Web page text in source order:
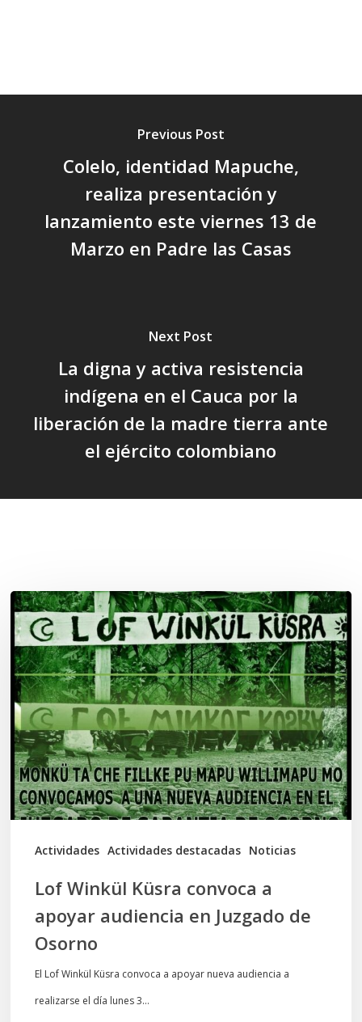
Previous Post
Colelo, identidad Mapuche,
realiza presentación y
lanzamiento este viernes 13 de
Marzo en Padre las Casas
Next Post
La digna y activa resistencia
indígena en el Cauca por la
liberación de la madre tierra ante
el ejército colombiano
Actividades Actividades destacadas Noticias
Lof
Winkül
Küsra
convoca
a
apoyar
audiencia
en
Juzgado
Lof Winkül Küsra convoca a
apoyar audiencia en Juzgado de
Osorno
El Lof Winkül Küsra convoca a apoyar nueva audiencia a
realizarse el día lunes 3…